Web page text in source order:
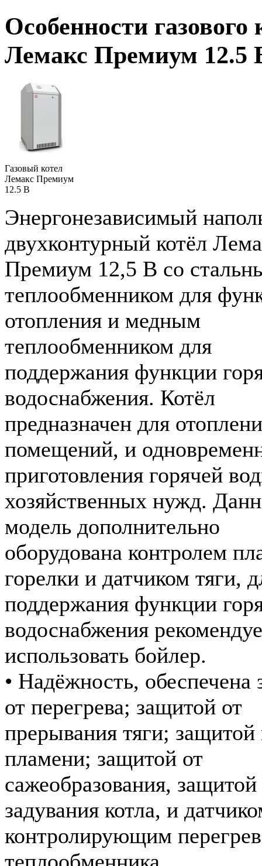
Особенности газового
Лемакс Премиум 12.5
Газовый котел
Лемакс Премиум
12.5 В
Энергонезависимый
двухконтурный котёл
Премиум 12,5 В со
теплообменником для
отопления и медным
теплообменником для
поддержания функции
водоснабжения. Котёл
предназначен для
помещений, и
приготовления горячей
хозяйственных нужд.
модель дополнительно
оборудована контролем
горелки и датчиком тяги,
поддержания функции
водоснабжения
использовать бойлер.
• Надёжность, обеспечена
от перегрева; защитой от
прерывания тяги; защитой
пламени; защитой от
сажеобразования, защитой
задувания котла, и
контролирующим перегрев
теплообменника.